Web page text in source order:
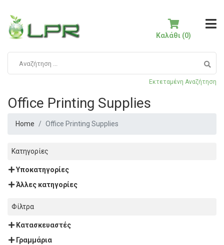
Εκτεταμένη Αναζήτηση
Καλάθι (0)
Office Printing Supplies
Home Office Printing Supplies
Κατηγορίες
Υποκατηγορίες
Άλλες κατηγορίες
Φίλτρα
Κατασκευαστές
Γραμμάρια